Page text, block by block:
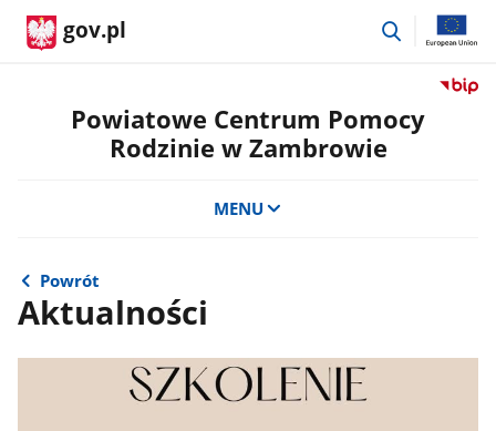
gov.pl
przejdź
Przejdź
Powiatowe Centrum Pomocy
Rodzinie w Zambrowie
MENU
Powrót
Aktualności